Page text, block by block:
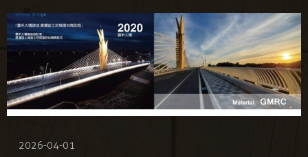
2026-04-01